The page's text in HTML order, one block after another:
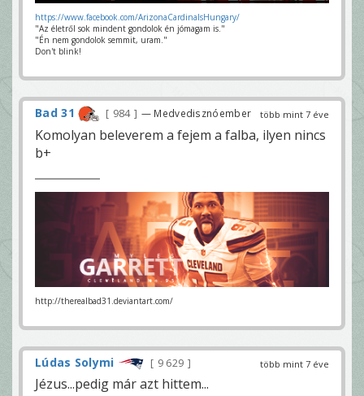
https://www.facebook.com/ArizonaCardinalsHungary/
"Az életről sok mindent gondolok én jómagam is."
"Én nem gondolok semmit, uram."
Don't blink!
több mint 7 éve
Bad 31 984 — Medvedisznóember
Komolyan beleverem a fejem a falba, ilyen nincs
b+
http://therealbad31.deviantart.com/
több mint 7 éve
Lúdas Solymi 9 629
Jézus...pedig már azt hittem...